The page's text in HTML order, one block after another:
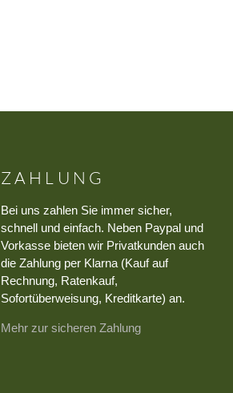
ZAHLUNG
Bei uns zahlen Sie immer sicher,
schnell und einfach. Neben Paypal und
Vorkasse bieten wir Privatkunden auch
die Zahlung per Klarna (Kauf auf
Rechnung, Ratenkauf,
Sofortüberweisung, Kreditkarte) an.
Mehr zur sicheren Zahlung